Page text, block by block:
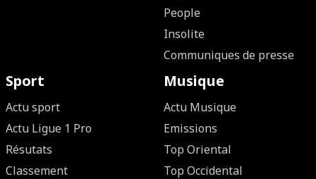
People
Insolite
Communiques de presse
Sport
Actu sport
Actu Ligue 1 Pro
Résutats
Classement
Musique
Actu Musique
Emissions
Top Oriental
Top Occidental